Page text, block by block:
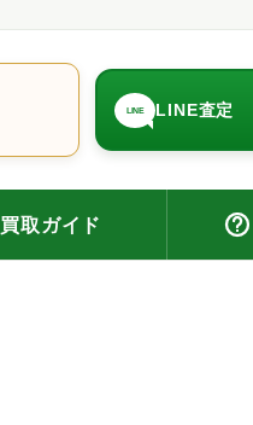
LINE LINE査定
買取ガイド